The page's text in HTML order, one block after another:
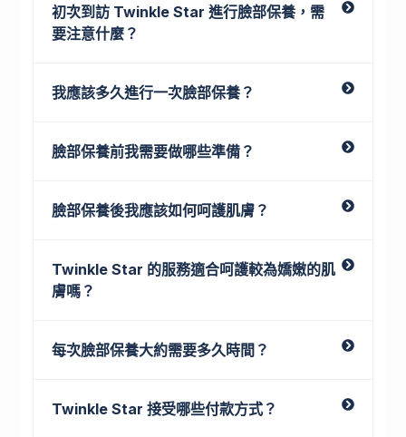
初次到訪 Twinkle Star 進行臉部保養，需
要注意什麼？
我應該多久進行一次臉部保養？
臉部保養前我需要做哪些準備？
臉部保養後我應該如何呵護肌膚？
Twinkle Star 的服務適合呵護較為嬌嫩的肌
膚嗎？
每次臉部保養大約需要多久時間？
Twinkle Star 接受哪些付款方式？